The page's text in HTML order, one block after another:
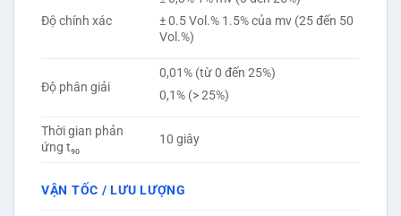
Độ chính xác
± 0.5 Vol.% 1.5% của mv (25 đến 50
Vol.%)
Độ phân giải
0,01% (từ 0 đến 25%)
0,1% (> 25%)
Thời gian phản
ứng t₉₀
10 giây
VẬN TỐC / LƯU LƯỢNG